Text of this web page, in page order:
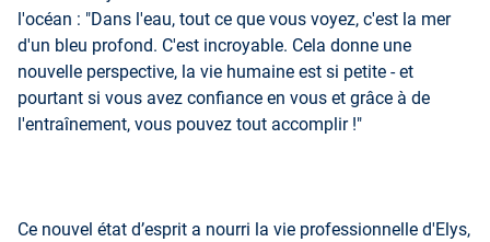
l'océan : "Dans l'eau, tout ce que vous voyez, c'est la mer
d'un bleu profond. C'est incroyable. Cela donne une
nouvelle perspective, la vie humaine est si petite - et
pourtant si vous avez confiance en vous et grâce à de
l'entraînement, vous pouvez tout accomplir !"
Ce nouvel état d’esprit a nourri la vie professionnelle d'Elys,